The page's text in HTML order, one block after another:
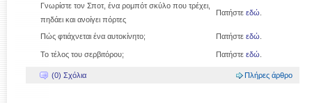
Γνωρίστε τον Σποτ, ένα ρομπότ σκύλο που τρέχει,
πηδάει και ανοίγει πόρτες
Πατήστε εδώ
Πώς φτιάχνεται ένα αυτοκίνητο; Πατήστε εδώ
Το τέλος του σερβιτόρου; Πατήστε εδώ
(0) Σχόλια Πλήρες άρθρο